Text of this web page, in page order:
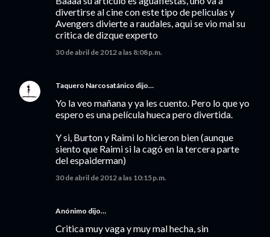
divertirse al cine con este tipo de peliculas y
Avengers divierte a raudales, aqui se vio mal su
critica de dizque experto
30 de abril de 2012 a las 8:08 p.m.
Taquero Narcosatánico dijo…
Yo la veo mañana y ya les cuento. Pero lo que yo
espero es una película hueca pero divertida.
Y si, Burton y Raimi lo hicieron bien (aunque
siento que Raimi si la cagó en la tercera parte
del espaiderman)
30 de abril de 2012 a las 10:15 p.m.
Anónimo dijo…
Critica muy vaga y muy mal hecha, sin